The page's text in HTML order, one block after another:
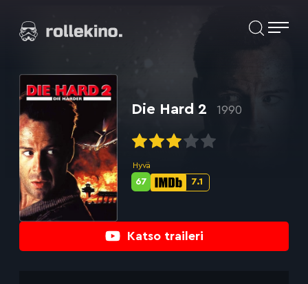
suoraan
Elokuvat ja elokuva-arviot | Rollekino.fi
jälkeen.
Katso traileri
Die Hard 2 1990
Hyvä
IMDb-
7.1
Metascore-
67